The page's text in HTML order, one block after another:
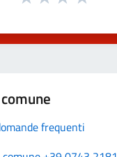
frequenti